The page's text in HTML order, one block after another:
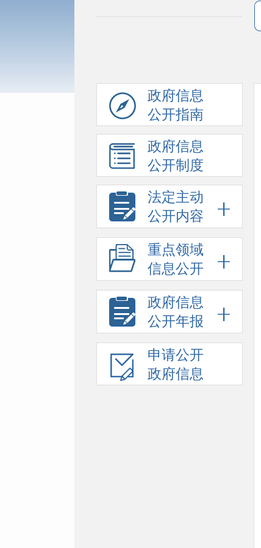
政府信息
公开指南
政府信息
公开制度
法定主动
公开内容
重点领域
信息公开
政府信息
公开年报
申请公开
政府信息